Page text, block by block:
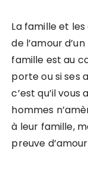
La famille et
de l’amour
famille est au
porte ou si ses
c’est qu’il
hommes
à leur famille,
preuve